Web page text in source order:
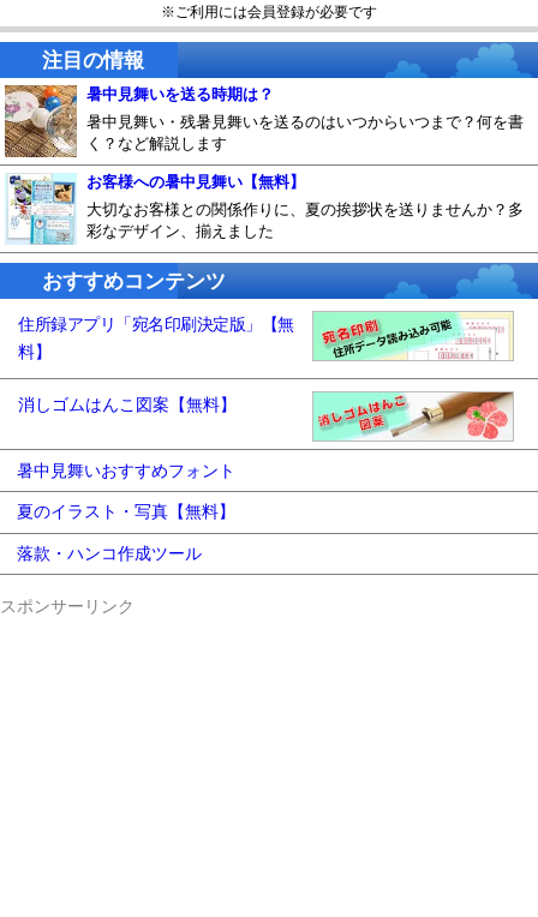
※ご利用には会員登録が必要です
注目の情報
暑中見舞いを送る時期は？
暑中見舞い・残暑見舞いを送るのはいつからいつまで？何を書
く？など解説します
お客様への暑中見舞い【無料】
大切なお客様との関係作りに、夏の挨拶状を送りませんか？多
彩なデザイン、揃えました
おすすめコンテンツ
住所録アプリ「宛名印刷決定版」【無
料】
消しゴムはんこ図案【無料】
暑中見舞いおすすめフォント
夏のイラスト・写真【無料】
落款・ハンコ作成ツール
スポンサーリンク